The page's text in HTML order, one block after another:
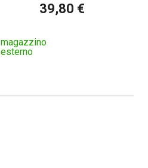
39,80 €
magazzino
esterno